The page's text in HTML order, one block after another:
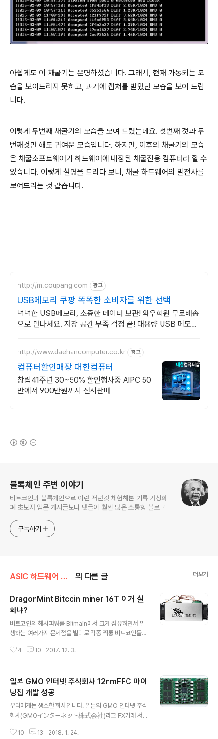
아쉽게도 이 채굴기는 운명하셨습니다. 그래서, 현재 가동되는 모
습을 보여드리지 못하고, 과거에 캡쳐를 받았던 모습을 보여 드립
니다.
이렇게 두번째 채굴기의 모습을 모여 드렸는데요. 첫번째 것과 두
번째것만 해도 귀여운 모습입니다. 하지만, 이후의 채굴기의 모습
은 채굴소프트웨어가 하드웨어에 내장된 채굴전용 컴퓨터라 할 수
있습니다. 이렇게 설명을 드리다 보니, 채굴 하드웨어의 발전사를
보여드리는 것 같습니다.
http://m.coupang.com 광고
USB메모리 쿠팡 똑똑한 소비자를 위한 선택
넉넉한 USB메모리, 소중한 데이터 보관! 와우회원 무료배송
으로 만나세요. 저장 공간 부족 걱정 끝! 대용량 USB 메모리
http://www.daehancomputer.co.kr 광고
컴퓨터할인매장 대한컴퓨터
창립41주년 30~50% 할인행사중 AIPC 50
만에서 900만원까지 전시판매
블록체인 주변 이야기
비트코인과 블록체인으로 이런 저런것 체험해본 기록 가상화
폐 초보자 입문 게시글보다 댓글이 훨씬 많은 소통형 블로그
구독하기
ASIC 하드웨어 채굴기 의 다른 글 더보기
DragonMint Bitcoin miner 16T 이거 실
화냐?
비트코인의 해시파워를 Bitmain에서 크게 점유하면서 발
생하는 여러가지 문제점을 빌미로 각종 짝퉁 비트코인들이
신경을 섰는데, 다이아몬드니, 실버 하는 비트코인 짝퉁에
요. Antminer의 최신버전인 Antminer S9의 성능이 13.
5TH/s 정도 입니다. 그런데, 비트메인이 아닌 곳에서 16
TH/s 성능의 채굴기가 발매된다고 하니, 내심 기대가 됩니
다. 발매되는 시기가 2018년 3월이라고 하는데, Antmin
er S9이 1월에 본격적으로 배송이 시작되는것과 큰 차이
가 나지는 않습니다. Draong Mint VS Antminer ..
4 10 2017. 12. 3.
일본 GMO 인터넷 주식회사 12nmFFC 마이
닝칩 개발 성공
우리에게는 생소한 회사입니다. 일본의 GMO 인터넷 주식
회사(GMOインターネット株式会社)라고 FX거래 서비
X가 거래가 매우 활발한 편입니다. 주부도 할 수 있다며 책
10 13 2018. 1. 24.